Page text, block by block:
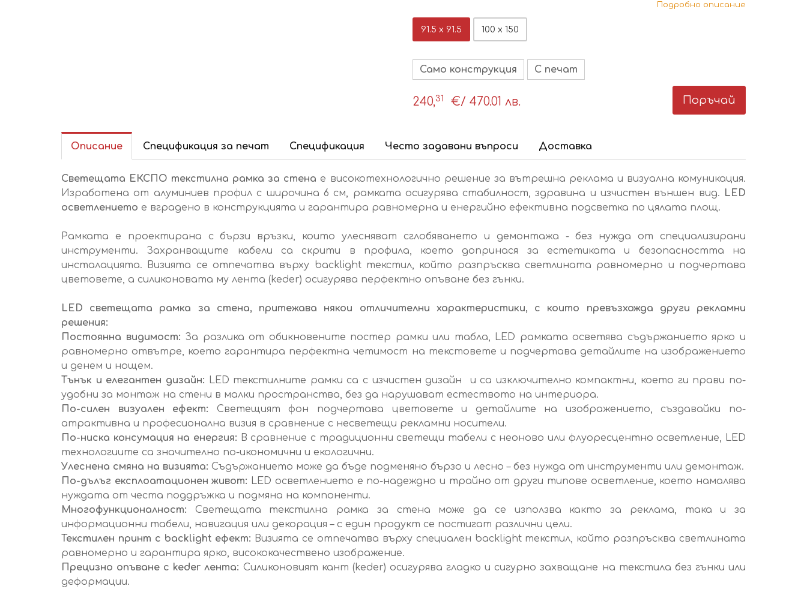
Подробно описание
91.5 х 91.5 100 х 150
Само конструкция С печат
240,31 €/ 470.01 лв. Поръчай
Описание Спецификация за печат Спецификация Често задавани въпроси Доставка
Светещата ЕКСПО текстилна рамка за стена е високотехнологично решение за вътрешна реклама и визуална комуникация.
Изработена от алуминиев профил с широчина 6 см, рамката осигурява стабилност, здравина и изчистен външен вид. LED
осветлението е вградено в конструкцията и гарантира равномерна и енергийно ефективна подсветка по цялата площ.
Рамката е проектирана с бързи връзки, които улесняват сглобяването и демонтажа - без нужда от специализирани
инструменти. Захранващите кабели са скрити в профила, което допринася за естетиката и безопасността на
инсталацията. Визията се отпечатва върху backlight текстил, който разпръсква светлината равномерно и подчертава
цветовете, а силиконовата му лента (keder) осигурява перфектно опъване без гънки.
LED светещата рамка за стена, притежава някои отличителни характеристики, с които превъзхожда други рекламни
решения:
Постоянна видимост: За разлика от обикновените постер рамки или табла, LED рамката осветява съдържанието ярко и
равномерно отвътре, което гарантира перфектна четимост на текстовете и подчертава детайлите на изображението
и денем и нощем.
Тънък и елегантен дизайн: LED текстилните рамки са с изчистен дизайн и са изключително компактни, което ги прави по-
удобни за монтаж на стени в малки пространства, без да нарушават естеството на интериора.
По-силен визуален ефект: Светещият фон подчертава цветовете и детайлите на изображението, създавайки по-
атрактивна и професионална визия в сравнение с несветещи рекламни носители.
По-ниска консумация на енергия: В сравнение с традиционни светещи табели с неоново или флуоресцентно осветление, LED
технологиите са значително по-икономични и екологични.
Улеснена смяна на визията: Съдържанието може да бъде подменяно бързо и лесно – без нужда от инструменти или демонтаж.
По-дълъг експлоатационен живот: LED осветлението е по-надеждно и трайно от други типове осветление, което намалява
нуждата от честа поддръжка и подмяна на компоненти.
Многофункционалност: Светещата текстилна рамка за стена може да се използва както за реклама, така и за
информационни табели, навигация или декорация – с един продукт се постигат различни цели.
Текстилен принт с backlight ефект: Визията се отпечатва върху специален backlight текстил, който разпръсква светлината
равномерно и гарантира ярко, висококачествено изображение.
Прецизно опъване с keder лента: Силиконовият кант (keder) осигурява гладко и сигурно захващане на текстила без гънки или
деформации.